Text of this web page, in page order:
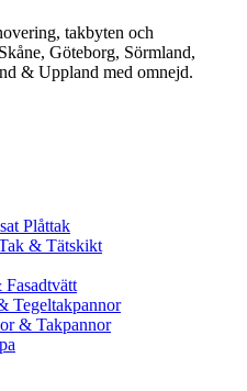
takbyten och
Göteborg, Sörmland,
& Uppland med omnejd.
Plåttak
& Tätskikt
Tegeltakpannor
& Takpannor